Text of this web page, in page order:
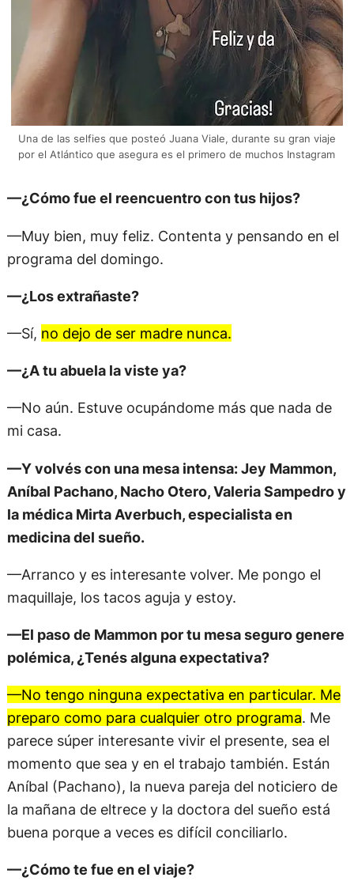
Una de las selfies que posteó Juana Viale, durante su gran viaje
por el Atlántico que asegura es el primero de muchos Instagram
—¿Cómo fue el reencuentro con tus hijos?
—Muy bien, muy feliz. Contenta y pensando en el
programa del domingo.
—¿Los extrañaste?
—Sí, no dejo de ser madre nunca.
—¿A tu abuela la viste ya?
—No aún. Estuve ocupándome más que nada de
mi casa.
—Y volvés con una mesa intensa: Jey Mammon,
Aníbal Pachano, Nacho Otero, Valeria Sampedro y
la médica Mirta Averbuch, especialista en
medicina del sueño.
—Arranco y es interesante volver. Me pongo el
maquillaje, los tacos aguja y estoy.
—El paso de Mammon por tu mesa seguro genere
polémica, ¿Tenés alguna expectativa?
—No tengo ninguna expectativa en particular. Me
preparo como para cualquier otro programa. Me
parece súper interesante vivir el presente, sea el
momento que sea y en el trabajo también. Están
Aníbal (Pachano), la nueva pareja del noticiero de
la mañana de eltrece y la doctora del sueño está
buena porque a veces es difícil conciliarlo.
—¿Cómo te fue en el viaje?